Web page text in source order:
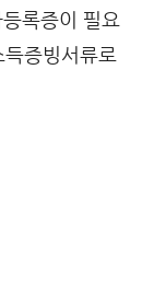
록증이 필요
증빙서류로